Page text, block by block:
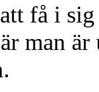
få i
man